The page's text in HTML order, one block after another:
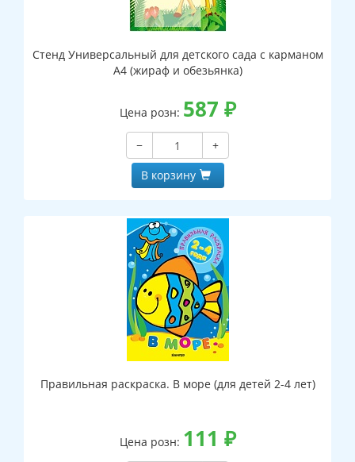
Стенд Универсальный для детского сада с карманом
А4 (жираф и обезьянка)
Цена розн: 587 ₽
−
+
В корзину
Правильная раскраска. В море (для детей 2-4 лет)
Цена розн: 111 ₽